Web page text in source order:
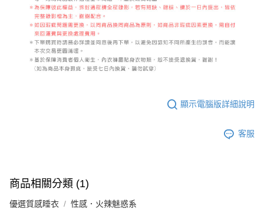
顯示電腦版詳細說明
客服
商品相關分類 (1)
優選質感睡衣 性感．火辣魅惑系